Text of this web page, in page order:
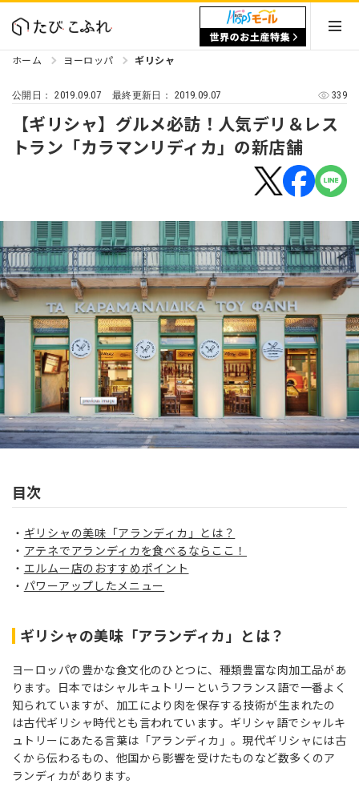
ホーム ヨーロッパ ギリシャ
公開日：2019.09.07 最終更新日： 2019.09.07 339
【ギリシャ】グルメ必訪！人気デリ＆レス
トラン「カラマンリディカ」の新店舗
目次
ギリシャの美味「アランディカ」とは？
アテネでアランディカを食べるならここ！
エルムー店のおすすめポイント
パワーアップしたメニュー
ギリシャの美味「アランディカ」とは？
ヨーロッパの豊かな食文化のひとつに、種類豊富な肉加工品があ
ります。日本ではシャルキュトリーというフランス語で一番よく
知られていますが、加工により肉を保存する技術が生まれたの
は古代ギリシャ時代とも言われています。ギリシャ語でシャルキ
ュトリーにあたる言葉は「アランディカ」。現代ギリシャには古
くから伝わるもの、他国から影響を受けたものなど数多くのア
ランディカがあります。